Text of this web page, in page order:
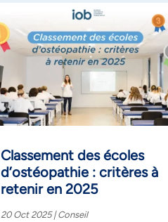
Classement des écoles
d’ostéopathie : critères à
retenir en 2025
20 Oct 2025|Conseil